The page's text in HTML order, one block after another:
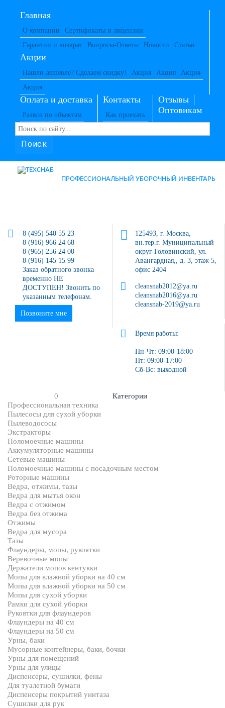
Главная
О компании
Сертификаты и лицензии
Гарантии и возврат
Вопросы-Ответы Новости Статьи
Акции
Нашли дешевле? Сделаем скидку! Акция Акция
Акция
Акция
Оплата и доставка
Развоз по объектам
Контакты
Как проехать
Отзывы
Оптовикам
Поиск
ПРОФЕССИОНАЛЬНЫЙ УБОРОЧНЫЙ ИНВЕНТАРЬ
8 (495) 540 55 23
8 (916) 966 24 68
8 (965) 256 24 00
8 (916) 145 15 99
Заказ обратного звонка
временно НЕ
ДОСТУПЕН! Звонить по
указанным телефонам.
Позвоните мне
125493, г. Москва,
вн.тер.г. Муниципальный
округ Головинский, ул.
Авангардная,, д. 3, этаж 5,
офис 2404
cleansnab2012@ya.ru
cleansnab2016@ya.ru
cleansnab-2019@ya.ru
Время работы:
Пн-Чт: 09:00-18:00
Пт: 09:00-17:00
Сб-Вс: выходной
0
Категории
Профессиональная техника
Пылесосы для сухой уборки
Пылеводососы
Экстракторы
Поломоечные машины
Аккумуляторные машины
Сетевые машины
Поломоечные машины с посадочным местом
Роторные машины
Ведра, отжимы, тазы
Ведра для мытья окон
Ведра с отжимом
Ведра без отжима
Отжимы
Ведра для мусора
Тазы
Флаундеры, мопы, рукоятки
Веревочные мопы
Держатели мопов кентукки
Мопы для влажной уборки на 40 см
Мопы для влажной уборки на 50 см
Мопы для сухой уборки
Рамки для сухой уборки
Рукоятки для флаундеров
Флаундеры на 40 см
Флаундеры на 50 см
Урны, баки
Мусорные контейнеры, баки, бочки
Урны для помещений
Урны для улицы
Диспенсеры, сушилки, фены
Для туалетной бумаги
Диспенсеры покрытий унитаза
Сушилки для рук